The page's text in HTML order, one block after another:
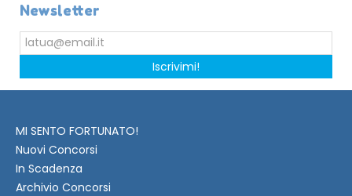
Newsletter
Iscrivimi!
MI SENTO FORTUNATO!
Nuovi Concorsi
In Scadenza
Archivio Concorsi